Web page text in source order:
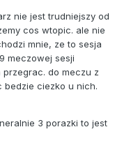
nie jest trudniejszy od
cos wtopic. ale nie
mnie, ze to sesja
meczowej sesji
do meczu z
bedzie ciezko u nich.
3 porazki to jest